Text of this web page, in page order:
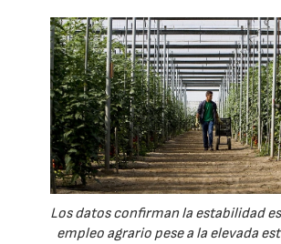
Los datos confirman la estabilidad
empleo agrario pese a la elevada